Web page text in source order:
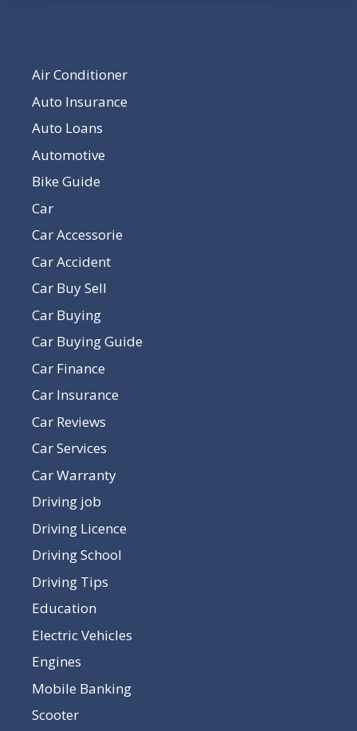
Air Conditioner
Auto Insurance
Auto Loans
Automotive
Bike Guide
Car
Car Accessorie
Car Accident
Car Buy Sell
Car Buying
Car Buying Guide
Car Finance
Car Insurance
Car Reviews
Car Services
Car Warranty
Driving job
Driving Licence
Driving School
Driving Tips
Education
Electric Vehicles
Engines
Mobile Banking
Scooter